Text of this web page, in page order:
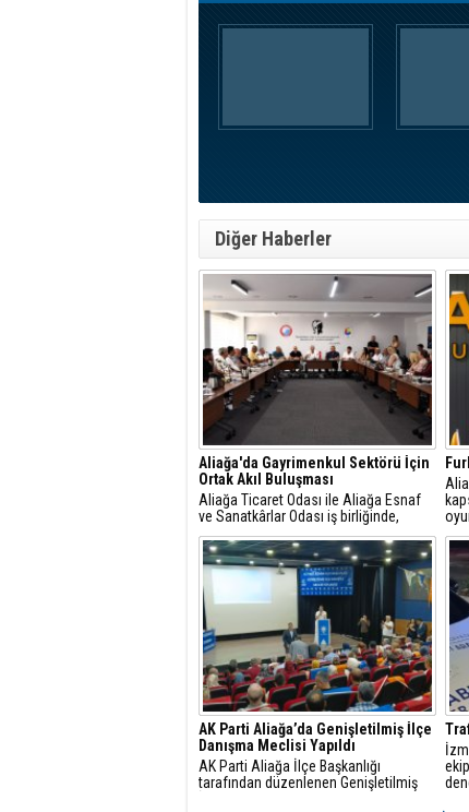
Diğer Haberler
Aliağa'da Gayrimenkul Sektörü İçin
Ortak Akıl Buluşması
Aliağa Ticaret Odası ile Aliağa Esnaf
ve Sanatkârlar Odası iş birliğinde,
ilçede faaliyet gösteren gayrimenkul
danışmanlarıyla sektörel istişare
toplantısı gerçekleştirildi.
AK Parti Aliağa’da Genişletilmiş İlçe
Danışma Meclisi Yapıldı
AK Parti Aliağa İlçe Başkanlığı
tarafından düzenlenen Genişletilmiş